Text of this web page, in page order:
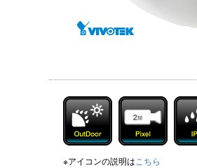
※アイコンの説明はこちら